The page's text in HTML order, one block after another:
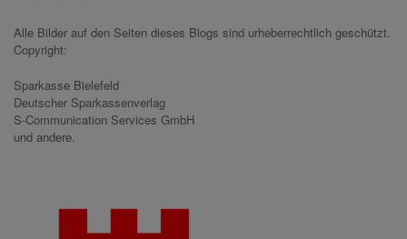
Alle Bilder auf den Seiten dieses Blogs sind urheberrechtlich geschützt.
Copyright:
Sparkasse Bielefeld
Deutscher Sparkassenverlag
S-Communication Services GmbH
und andere.